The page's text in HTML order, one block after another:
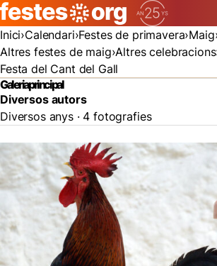
Inici Calendari Festes de primavera Maig
Altres festes de maig Altres celebracions
Festa del Cant del Gall
Galeria principal
Diversos autors
Diversos anys · 4 fotografies